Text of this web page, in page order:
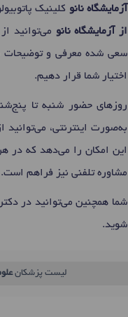
آزمایشگاه نانو کلینیک
از آزمایشگاه نانو می‌توانید
سعی شده معرفی و
اختیار شما قرار دهیم.
روزهای حضور شنبه تا پنج‌شنبه: 06:00 تا 21:00 است که اولین زمان نوبت دهی آزمایشگاه
به‌صورت اینترنتی،
این امکان را می‌دهد که در
مشاوره تلفنی نیز فراهم است.
شما همچنین می‌توانید در
شوید.
لیست پزشکان